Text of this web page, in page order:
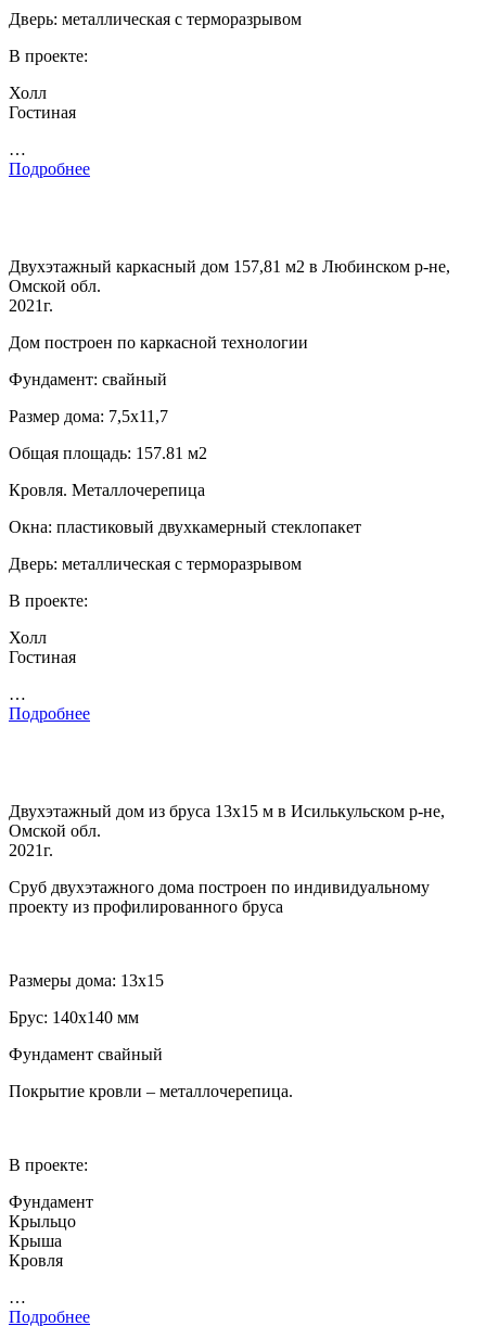
Дверь: металлическая с терморазрывом
В проекте:
Холл
Гостиная
…
Подробнее
Двухэтажный каркасный дом 157,81 м2 в Любинском р-не,
Омской обл.
2021г.
Дом построен по каркасной технологии
Фундамент: свайный
Размер дома: 7,5х11,7
Общая площадь: 157.81 м2
Кровля. Металлочерепица
Окна: пластиковый двухкамерный стеклопакет
Дверь: металлическая с терморазрывом
В проекте:
Холл
Гостиная
…
Подробнее
Двухэтажный дом из бруса 13х15 м в Исилькульском р-не,
Омской обл.
2021г.
Сруб двухэтажного дома построен по индивидуальному
проекту из профилированного бруса
Размеры дома: 13х15
Брус: 140х140 мм
Фундамент свайный
Покрытие кровли – металлочерепица.
В проекте:
Фундамент
Крыльцо
Крыша
Кровля
…
Подробнее